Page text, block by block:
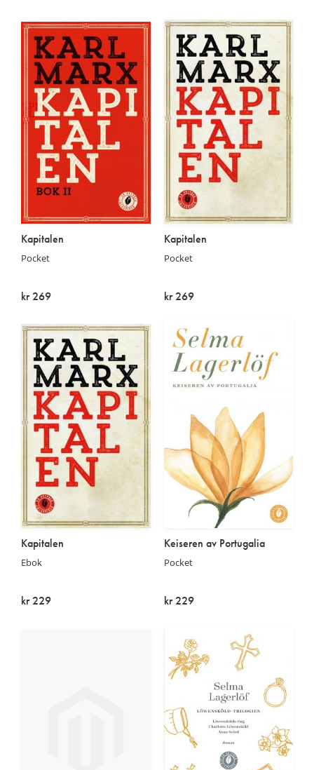
Kapitalen
Pocket
kr 269
Kapitalen
Pocket
kr 269
Kapitalen
Ebok
kr 229
Keiseren av Portugalia
Pocket
kr 229